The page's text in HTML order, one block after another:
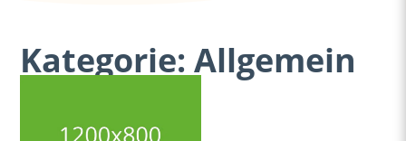
Kategorie:Allgemein